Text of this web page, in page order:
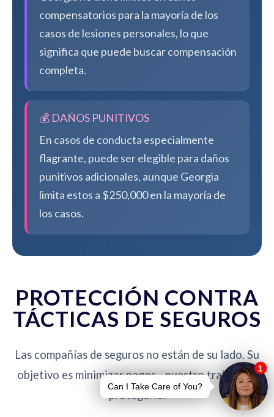
compensatorios para la mayoría de los
casos de lesiones personales, lo que
significa que puede buscar compensación
completa.
💰 DAÑOS PUNITIVOS
En casos de conducta especialmente
flagrante, puede ser elegible para daños
punitivos adicionales, aunque Georgia
limita estos a $250,000 en la mayoría de
los casos.
PROTECCIÓN CONTRA
TÁCTICAS DE SEGUROS
Las compañías de seguros no están de su lado. Su
objetivo es minimizar pagos - nuestro trabajo es
protegerlo.